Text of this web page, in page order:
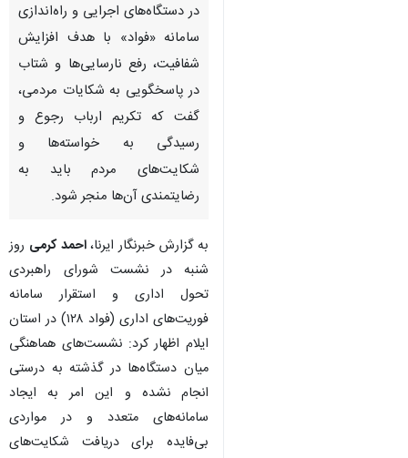
در دستگاه‌های اجرایی و راه‌اندازی
سامانه «فواد» با هدف افزایش
شفافیت، رفع نارسایی‌ها و شتاب
در پاسخگویی به شکایات مردمی،
گفت که تکریم ارباب رجوع و
رسیدگی به خواسته‌ها و
شکایت‌های مردم باید به
رضایتمندی آن‌ها منجر شود.
به گزارش خبرنگار ایرنا،احمد کرمی روز
شنبه در نشست شورای راهبردی
تحول اداری و استقرار سامانه
فوریت‌های اداری (فواد ۱۲۸) در استان
ایلام اظهار کرد: نشست‌های هماهنگی
میان دستگاه‌ها در گذشته به درستی
انجام نشده و این امر به ایجاد
سامانه‌های متعدد و در مواردی
بی‌فایده برای دریافت شکایت‌های